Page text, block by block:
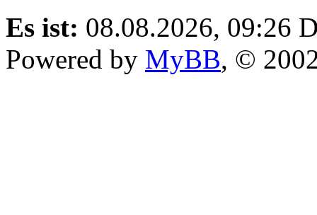
Es ist: 08.08.2026, 09:26
Powered by MyBB, ©